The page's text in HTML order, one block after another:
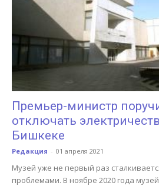
Премьер-министр
отключать
Бишкеке
Редакция - 01 апреля 2021
Музей уже не первый раз
проблемами. В ноябре 2020 года